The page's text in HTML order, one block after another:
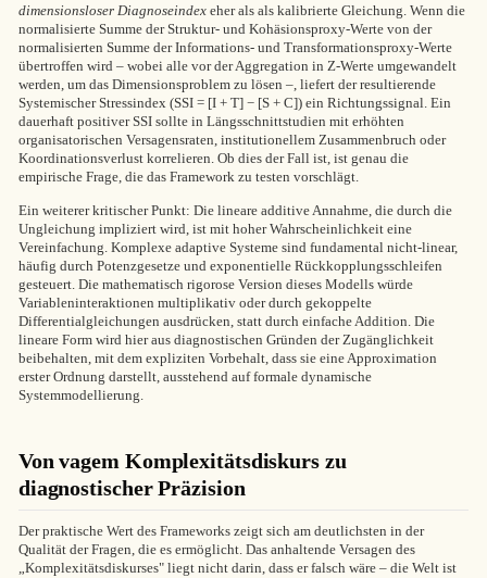
dimensionsloser Diagnoseindexeher als als kalibrierte Gleichung. Wenn die
normalisierte Summe der Struktur- und Kohäsionsproxy-Werte von der
normalisierten Summe der Informations- und Transformationsproxy-Werte
übertroffen wird – wobei alle vor der Aggregation in Z-Werte umgewandelt
werden, um das Dimensionsproblem zu lösen –, liefert der resultierende
Systemischer Stressindex (SSI = [I + T] − [S + C]) ein Richtungssignal. Ein
dauerhaft positiver SSI sollte in Längsschnittstudien mit erhöhten
organisatorischen Versagensraten, institutionellem Zusammenbruch oder
Koordinationsverlust korrelieren. Ob dies der Fall ist, ist genau die
empirische Frage, die das Framework zu testen vorschlägt.
Ein weiterer kritischer Punkt: Die lineare additive Annahme, die durch die
Ungleichung impliziert wird, ist mit hoher Wahrscheinlichkeit eine
Vereinfachung. Komplexe adaptive Systeme sind fundamental nicht-linear,
häufig durch Potenzgesetze und exponentielle Rückkopplungsschleifen
gesteuert. Die mathematisch rigorose Version dieses Modells würde
Variableninteraktionen multiplikativ oder durch gekoppelte
Differentialgleichungen ausdrücken, statt durch einfache Addition. Die
lineare Form wird hier aus diagnostischen Gründen der Zugänglichkeit
beibehalten, mit dem expliziten Vorbehalt, dass sie eine Approximation
erster Ordnung darstellt, ausstehend auf formale dynamische
Systemmodellierung.
Von vagem Komplexitätsdiskurs zu
diagnostischer Präzision
Der praktische Wert des Frameworks zeigt sich am deutlichsten in der
Qualität der Fragen, die es ermöglicht. Das anhaltende Versagen des
„Komplexitätsdiskurses" liegt nicht darin, dass er falsch wäre – die Welt ist